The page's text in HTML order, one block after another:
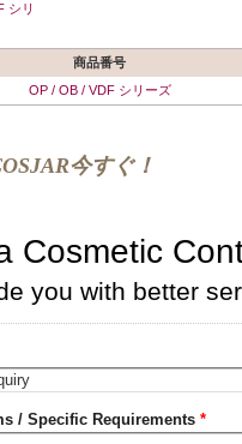
シリ
商品番号
OP / OB / VDF シリーズ
今すぐ！